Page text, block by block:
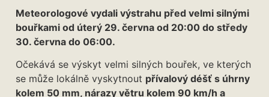
Meteorologové vydali výstrahu před velmi silnými
bouřkami od úterý 29. června od 20:00 do středy
30. června do 06:00.
Očekává se výskyt velmi silných bouřek, ve kterých
se může lokálně vyskytnout přívalový déšť s úhrny
kolem 50 mm, nárazy větru kolem 90 km/h a